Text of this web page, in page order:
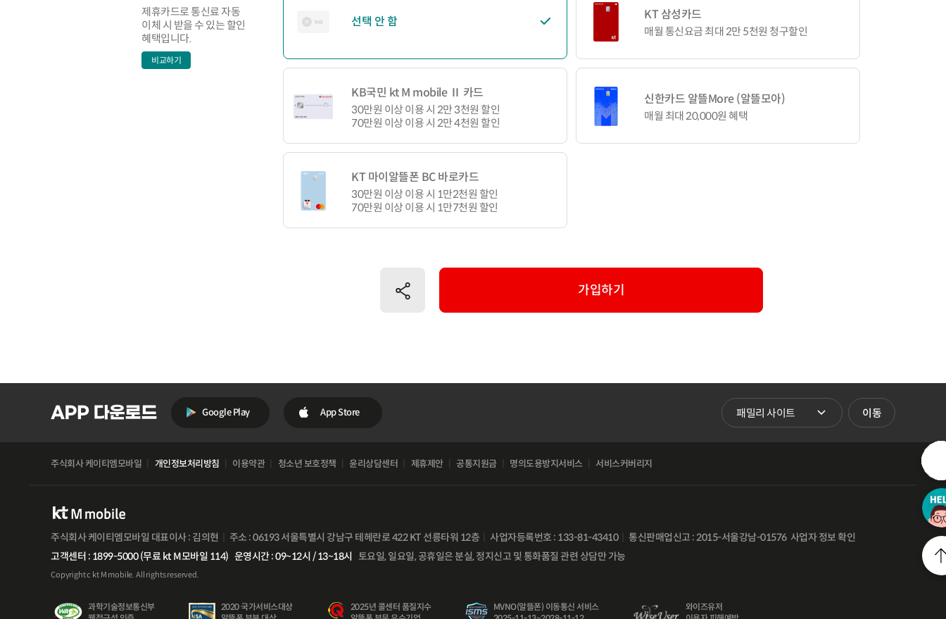
제휴카드로 통신료 자동
이체 시 받을 수 있는 할인
혜택입니다.
비교하기
선택 안 함 KT 삼성카드
매월 통신요금 최대 2만 5천원 청구할인
KB국민 kt M mobile Ⅱ 카드
30만원 이상 이용 시 2만 3천원 할인
70만원 이상 이용 시 2만 4천원 할인
신한카드 알뜰More (알뜰모아)
매월 최대 20,000원 혜택
KT 마이알뜰폰 BC 바로카드
30만원 이상 이용 시 1만2천원 할인
70만원 이상 이용 시 1만7천원 할인
공유하기 가입하기
함
유심
Google Play App Store 패밀리 사이트 바로가기
이동
주식회사 케이티엠모바일 개인정보처리방침 이용약관 청소년 보호정책 윤리상담센터 제휴제안 공통지원금 명의도용방지서비스 서비스커버리지
주식회사 케이티엠모바일 대표이사 : 김의현 주소 : 06193 서울특별시 강남구 테헤란로 422 KT 선릉타워 12층 사업자등록번호 : 133-81-43410 통신판매업신고 : 2015-서울강남-01576 사업자 정보 확인
고객센터 : 1899-5000 (무료 kt M모바일 114) 운영시간 : 09~12시 / 13~18시 토요일, 일요일, 공휴일은 분실, 정지신고 및 통화품질 관련 상담만 가능
Copyright c kt M mobile. All rights reserved.
과학기술정보통신부
2020 국가서비스대상
2025년 콜센터 품질지수
MVNO(알뜰폰) 이동통신 서비스
와이즈유저